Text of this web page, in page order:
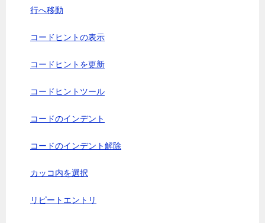
行へ移動
コードヒントの表示
コードヒントを更新
コードヒントツール
コードのインデント
コードのインデント解除
カッコ内を選択
リピートエントリ